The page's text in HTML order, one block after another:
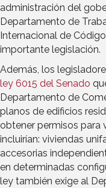
administración del
Departamento de
Internacional de
importante legislación.
Además, los
ley 6015 del Senado
Departamento de
planos de edificios
obtener permisos para
incluirían: viviendas
accesorias
en determinadas
ley también exige al